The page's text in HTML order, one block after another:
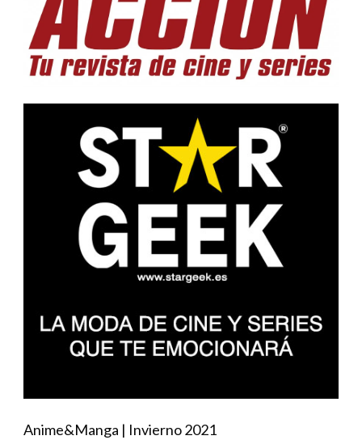
Anime&Manga | Invierno 2021